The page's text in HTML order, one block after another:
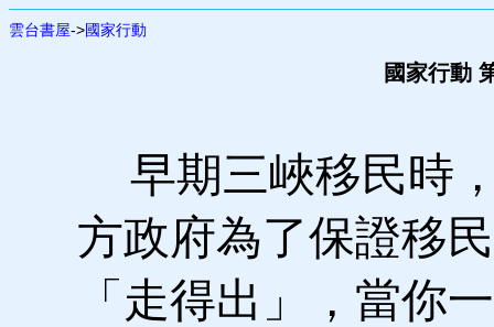
雲台書屋->國家行動
國家行動
早期三峽移民時
方政府為了保證移
「走得出」，當你